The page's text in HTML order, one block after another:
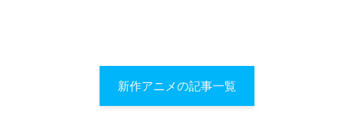
新作アニメの記事一覧